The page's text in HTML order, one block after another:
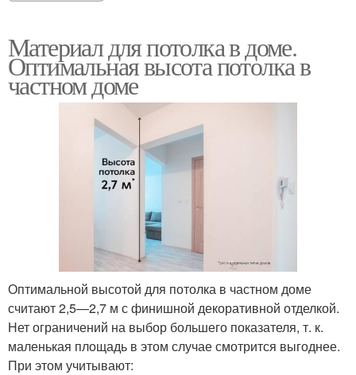
Материал для потолка в доме.
Оптимальная высота потолка в
частном доме
Оптимальной высотой для потолка в частном доме
считают 2,5—2,7 м с финишной декоративной отделкой.
Нет ограничений на выбор большего показателя, т. к.
маленькая площадь в этом случае смотрится выгоднее.
При этом учитывают: